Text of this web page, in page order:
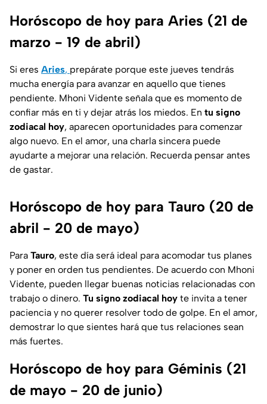
Horóscopo de hoy para Aries (21 de
marzo - 19 de abril)
Si eres Aries, prepárate porque este jueves tendrás
mucha energía para avanzar en aquello que tienes
pendiente. Mhoni Vidente señala que es momento de
confiar más en ti y dejar atrás los miedos. En tu signo
zodiacal hoy, aparecen oportunidades para comenzar
algo nuevo. En el amor, una charla sincera puede
ayudarte a mejorar una relación. Recuerda pensar antes
de gastar.
Horóscopo de hoy para Tauro (20 de
abril - 20 de mayo)
Para Tauro, este día será ideal para acomodar tus planes
y poner en orden tus pendientes. De acuerdo con Mhoni
Vidente, pueden llegar buenas noticias relacionadas con
trabajo o dinero. Tu signo zodiacal hoy te invita a tener
paciencia y no querer resolver todo de golpe. En el amor,
demostrar lo que sientes hará que tus relaciones sean
más fuertes.
Horóscopo de hoy para Géminis (21
de mayo - 20 de junio)